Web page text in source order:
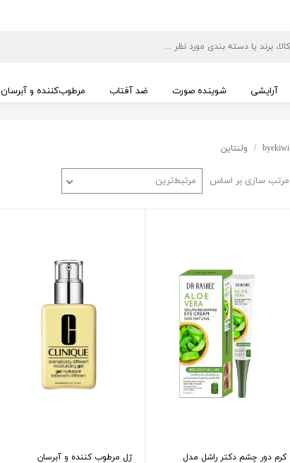
آرایشی شوینده صورت ضد آفتاب مرطوب‌کننده و آبرسان
byekiwi ولنتاین
مرتب سازی بر اساس مرتبط‌ترین
کرم دور چشم دکتر راشل مدل
ژل مرطوب کننده و آبرسان